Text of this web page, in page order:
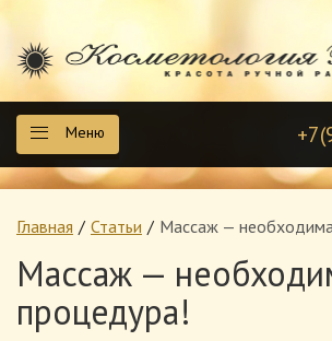
Меню
Главная Статьи Массаж —
Массаж —
процедура!